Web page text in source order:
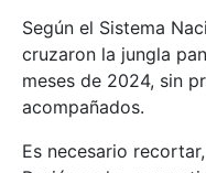
Según el Sistema
cruzaron la jungla
meses de 2024, sin
acompañados.
Es necesario